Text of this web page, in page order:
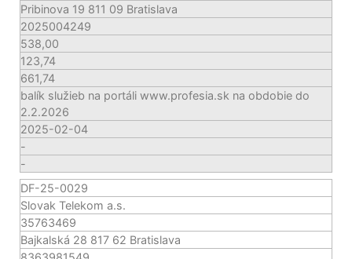
Pribinova 19 811 09 Bratislava
2025004249
538,00
123,74
661,74
balík služieb na portáli www.profesia.sk na obdobie do
2.2.2026
2025-02-04
-
-
DF-25-0029
Slovak Telekom a.s.
35763469
Bajkalská 28 817 62 Bratislava